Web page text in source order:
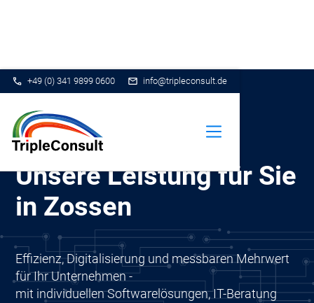
+49 (0) 341 9899 0600 info@tripleconsult.de
Unsere Leistung für Sie
in Zossen
Effizienz, Digitalisierung und messbaren Mehrwert
für Ihr Unternehmen -
mit individuellen Softwarelösungen, IT-Beratung